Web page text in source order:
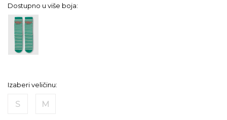
Dostupno u više boja:
Izaberi veličinu:
S M